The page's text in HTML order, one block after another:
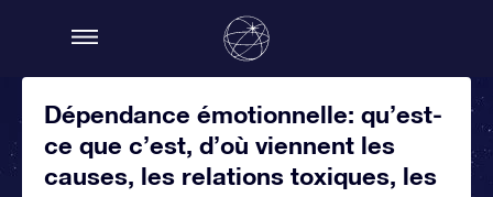
Dépendance émotionnelle: qu’est-
ce que c’est, d’où viennent les
causes, les relations toxiques, les